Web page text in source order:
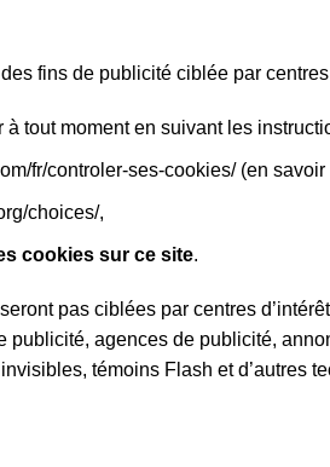
fins de publicité ciblée par
tout moment en suivant les
fr/controler-ses-cookies/(en savoir
choices/,
cookies sur ce site.
pas ciblées par centres
agences de publicité,
témoins Flash et d’autres